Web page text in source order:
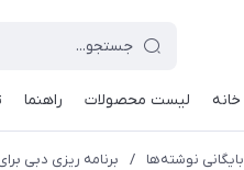
خانه لیست محصولات راهنما
بایگانی نوشته‌ها / برنامه ریزی دبی برای ایجاد ۴۰ هزار